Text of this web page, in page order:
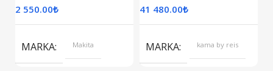
2 550.00₺
MARKA Makita
41 480.00₺
MARKA kama by reis